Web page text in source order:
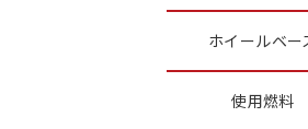
ホイールベー
使用燃料